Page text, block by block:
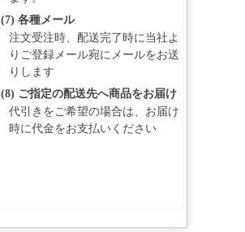
(7) 各種メール
注文受注時、配送完了時に当社よ
りご登録メール宛にメールをお送
りします
(8) ご指定の配送先へ商品をお届け
代引きをご希望の場合は、お届け
時に代金をお支払いください